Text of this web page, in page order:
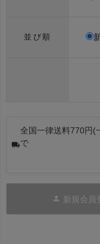
並び順
全国一律送料770円(
で
新規会員